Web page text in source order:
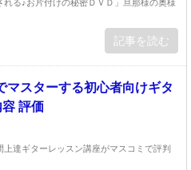
る♪お片付けの秘密ＤＶＤ」旦那様の奥様
記事を読む
マスターする初心者向けギタ
評価
達ギターレッスン講座がマスコミで評判